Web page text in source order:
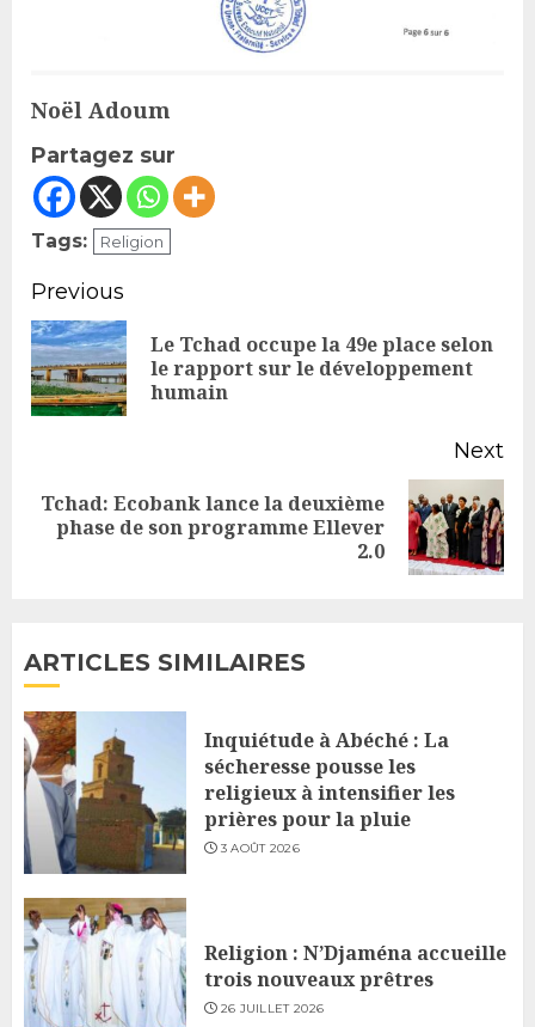
Noël Adoum
Partagez sur
Tags: Religion
Continue
Reading
Previous
Le Tchad occupe la 49e place selon
le rapport sur le développement
humain
Next
Next
Tchad: Ecobank lance la deuxième
phase de son programme Ellever
2.0
ARTICLES SIMILAIRES
Inquiétude à Abéché : La
sécheresse pousse les
religieux à intensifier les
prières pour la pluie
3 AOÛT 2026
Religion : N’Djaména accueille
trois nouveaux prêtres
26 JUILLET 2026